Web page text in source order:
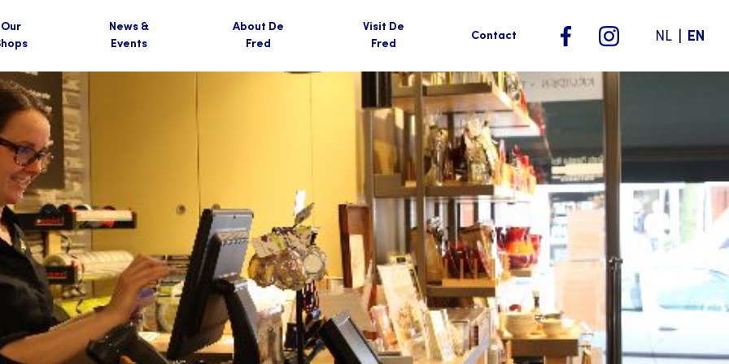
Our
News &
Events
About De
Fred
Visit De
Fred
Contact NL EN